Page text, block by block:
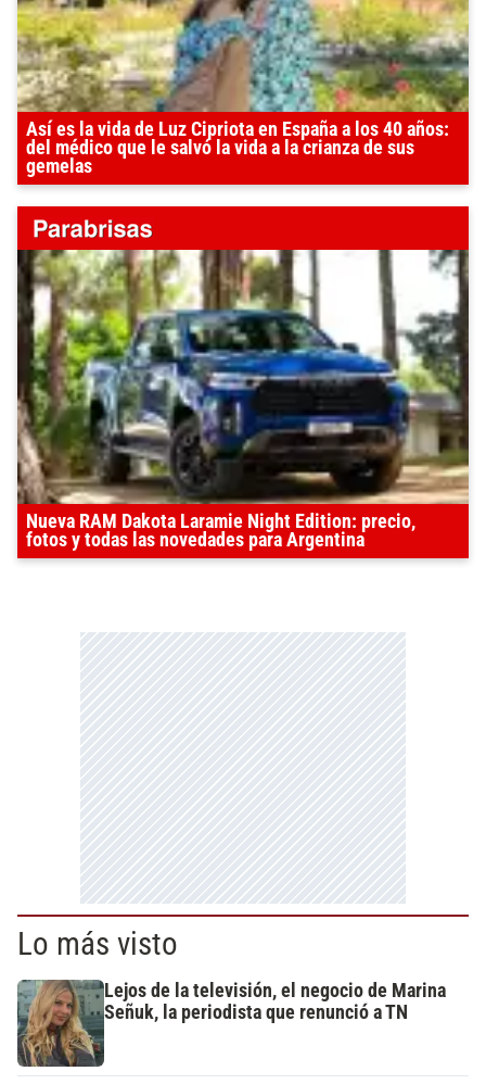
Así es la vida de Luz Cipriota en España a los 40 años:
del médico que le salvó la vida a la crianza de sus
gemelas
Nueva RAM Dakota Laramie Night Edition: precio,
fotos y todas las novedades para Argentina
Lo más visto
Lejos de la televisión, el negocio de Marina
Señuk, la periodista que renunció a TN